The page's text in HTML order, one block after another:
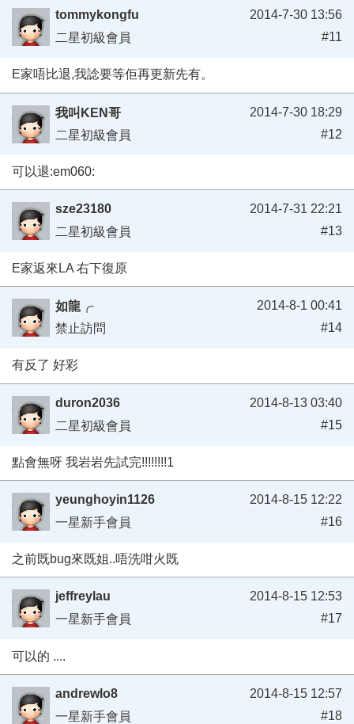
tommykongfu
二星初級會員
2014-7-30 13:56
#11
E家唔比退,我諗要等佢再更新先有。
我叫KEN哥
二星初級會員
2014-7-30 18:29
#12
可以退:em060:
sze23180
二星初級會員
2014-7-31 22:21
#13
E家返來LA 右下復原
如龍╭
禁止訪問
2014-8-1 00:41
#14
有反了 好彩
duron2036
二星初級會員
2014-8-13 03:40
#15
點會無呀 我岩岩先試完!!!!!!!!1
yeunghoyin1126
一星新手會員
2014-8-15 12:22
#16
之前既bug來既姐..唔洗咁火既
jeffreylau
一星新手會員
2014-8-15 12:53
#17
可以的 ....
andrewlo8
一星新手會員
2014-8-15 12:57
#18